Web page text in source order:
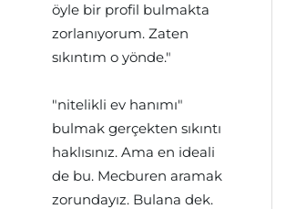
öyle bir profil bulmakta
zorlanıyorum. Zaten
sıkıntım o yönde."
"nitelikli ev hanımı"
bulmak gerçekten sıkıntı
haklısınız. Ama en ideali
de bu. Mecburen aramak
zorundayız. Bulana dek.